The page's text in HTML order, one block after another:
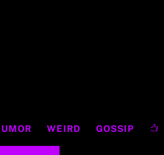
WEIRD GOSSIP